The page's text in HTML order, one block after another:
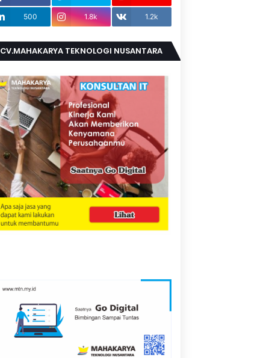
500 1.8k 1.2k
CV.MAHAKARYA TEKNOLOGI NUSANTARA